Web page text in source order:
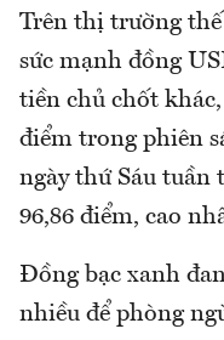
Trên thị trường
sức mạnh đồng
tiền chủ chốt
điểm trong phiên
ngày thứ Sáu tuần
96,86 điểm, cao
Đồng bạc xanh
nhiều để phòng